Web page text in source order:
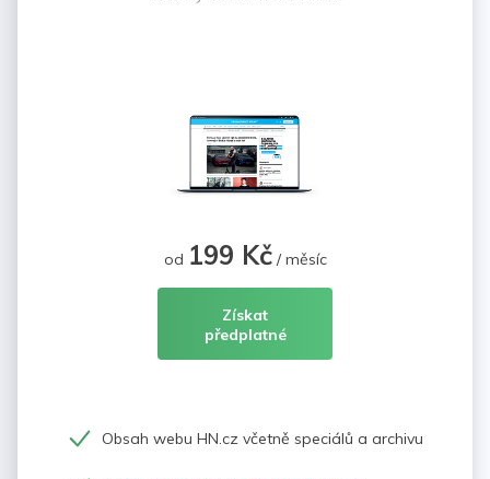
od 199 Kč/ měsíc
Získat
předplatné
Obsah webu HN.cz včetně speciálů a archivu